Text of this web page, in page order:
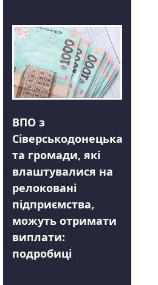
ВПО з
Сіверськодонецька
та громади, які
влаштувалися на
релоковані
підприємства,
можуть отримати
виплати:
подробиці